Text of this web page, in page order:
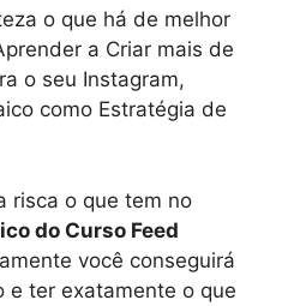
o que há de melhor
a Criar mais de
o seu Instagram,
como Estratégia de
risca o que tem no
do Curso Feed
você conseguirá
e ter exatamente o que